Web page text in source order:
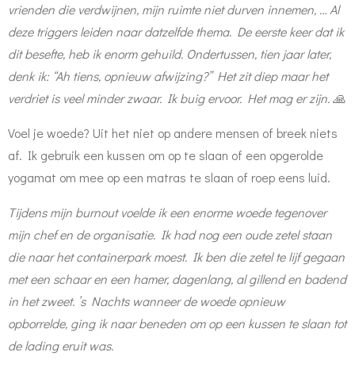
vrienden die verdwijnen, mijn ruimte niet durven innemen, … Al
deze triggers leiden naar datzelfde thema. De eerste keer dat ik
dit besefte, heb ik enorm gehuild. Ondertussen, tien jaar later,
denk ik: “Ah tiens, opnieuw afwijzing?” Het zit diep maar het
verdriet is veel minder zwaar. Ik buig ervoor. Het mag er zijn. 🙏
Voel je woede? Uit het niet op andere mensen of breek niets
af. Ik gebruik een kussen om op te slaan of een opgerolde
yogamat om mee op een matras te slaan of roep eens luid.
Tijdens mijn burnout voelde ik een enorme woede tegenover
mijn chef en de organisatie. Ik had nog een oude zetel staan
die naar het containerpark moest. Ik ben die zetel te lijf gegaan
met een schaar en een hamer, dagenlang, al gillend en badend
in het zweet. ’s Nachts wanneer de woede opnieuw
opborrelde, ging ik naar beneden om op een kussen te slaan tot
de lading eruit was.